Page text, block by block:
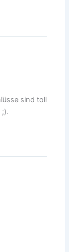
sind toll